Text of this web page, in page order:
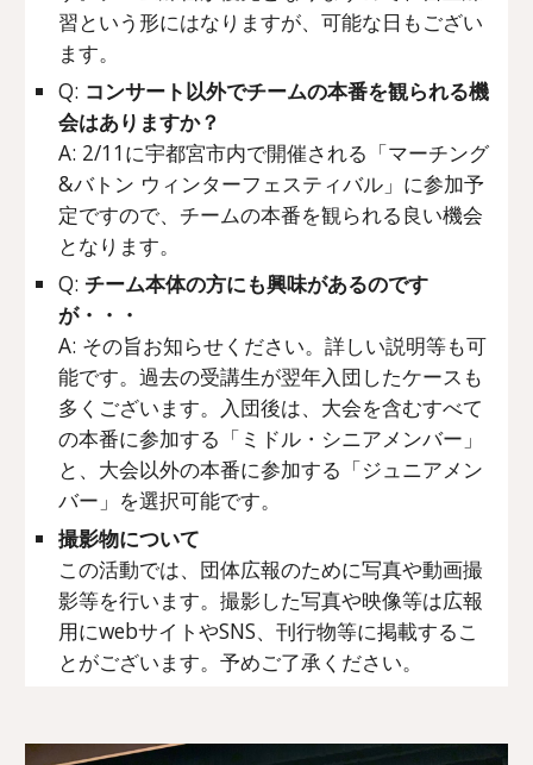
習という形にはなりますが、可能な日もござい
ます。
Q: コンサート以外でチームの本番を観られる機
会はありますか？
A: 2/11に宇都宮市内で開催される「マーチング
&バトン ウィンターフェスティバル」に参加予
定ですので、チームの本番を観られる良い機会
となります。
Q:チーム本体の方にも興味があるのです
が・・・
A: その旨お知らせください。詳しい説明等も可
能です。過去の受講生が翌年入団したケースも
多くございます。入団後は、大会を含むすべて
の本番に参加する「ミドル・シニアメンバー」
と、大会以外の本番に参加する「ジュニアメン
バー」を選択可能です。
撮影物について
この活動では、団体広報のために写真や動画撮
影等を行います。撮影した写真や映像等は広報
用にwebサイトやSNS、刊行物等に掲載するこ
とがございます。予めご了承ください。